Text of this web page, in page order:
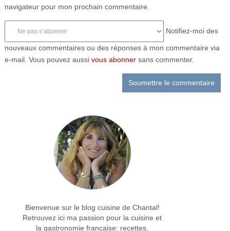
navigateur pour mon prochain commentaire.
Notifiez-moi des
nouveaux commentaires ou des réponses à mon commentaire via
e-mail. Vous pouvez aussi vous abonnersans commenter.
Bienvenue sur le blog cuisine de Chantal!
Retrouvez ici ma passion pour la cuisine et
la gastronomie française: recettes,